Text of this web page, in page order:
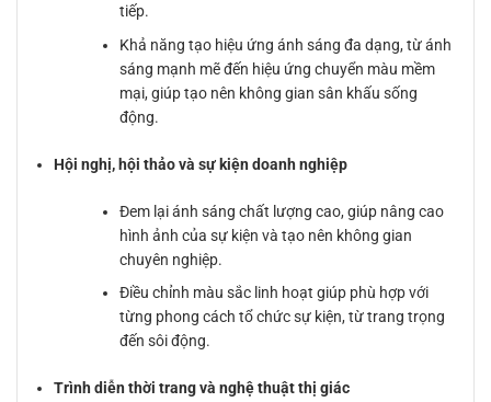
tiếp.
Khả năng tạo hiệu ứng ánh sáng đa dạng, từ ánh
sáng mạnh mẽ đến hiệu ứng chuyển màu mềm
mại, giúp tạo nên không gian sân khấu sống
động.
Hội nghị, hội thảo và sự kiện doanh nghiệp
Đem lại ánh sáng chất lượng cao, giúp nâng cao
hình ảnh của sự kiện và tạo nên không gian
chuyên nghiệp.
Điều chỉnh màu sắc linh hoạt giúp phù hợp với
từng phong cách tổ chức sự kiện, từ trang trọng
đến sôi động.
Trình diễn thời trang và nghệ thuật thị giác